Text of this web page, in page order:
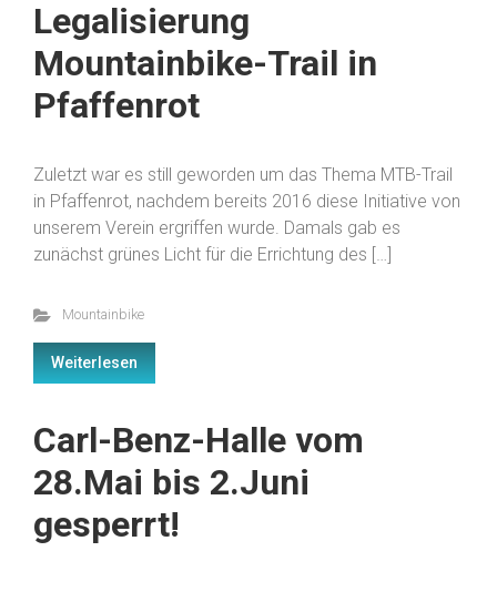
Legalisierung
Mountainbike-Trail in
Pfaffenrot
Zuletzt war es still geworden um das Thema MTB-Trail
in Pfaffenrot, nachdem bereits 2016 diese Initiative von
unserem Verein ergriffen wurde. Damals gab es
zunächst grünes Licht für die Errichtung des […]
Mountainbike
Weiterlesen
Carl-Benz-Halle vom
28.Mai bis 2.Juni
gesperrt!